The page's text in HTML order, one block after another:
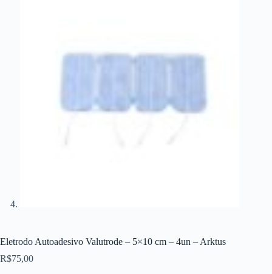
Eletrodo Autoadesivo Valutrode – 5×10 cm – 4un – Arktus
R$75,00